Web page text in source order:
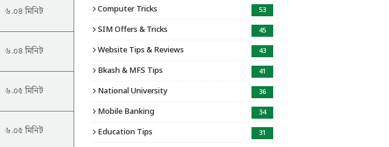
৬.০৪ মিনিট
৬.০৪ মিনিট
৬.০৫ মিনিট
৬.০৫ মিনিট
Computer Tricks 53
SIM Offers & Tricks 45
Website Tips & Reviews 43
Bkash & MFS Tips 41
National University 36
Mobile Banking 34
Education Tips 31